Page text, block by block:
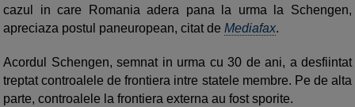
cazul in care Romania adera pana la urma la Schengen,
apreciaza postul paneuropean, citat de Mediafax.
Acordul Schengen, semnat in urma cu 30 de ani, a desfiintat
treptat controalele de frontiera intre statele membre. Pe de alta
parte, controalele la frontiera externa au fost sporite.